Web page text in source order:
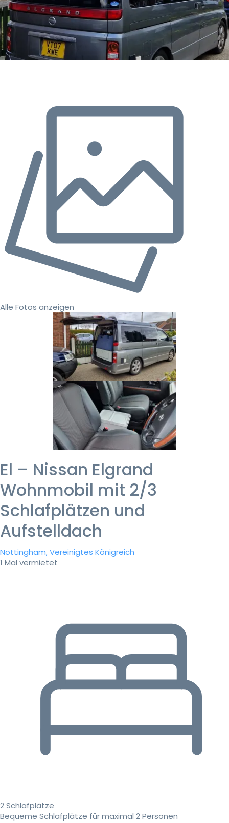
Alle Fotos anzeigen
El – Nissan Elgrand
Wohnmobil mit 2/3
Schlafplätzen und
Aufstelldach
Nottingham, Vereinigtes Königreich
1 Mal vermietet
2 Schlafplätze
Bequeme Schlafplätze für maximal 2 Personen